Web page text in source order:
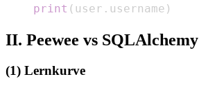
print ( user . username )
II. Peewee vs SQLAlchemy
(1) Lernkurve